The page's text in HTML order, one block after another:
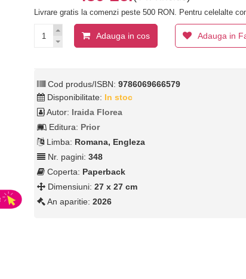
Livrare gratis la comenzi peste 500 RON. Pentru celelalte
Adauga in cos Adauga in
Cod produs/ISBN:9786069666579
Disponibilitate: In stoc
Autor: Iraida Florea
Editura: Prior
Limba: Romana, Engleza
Nr. pagini:348
Coperta: Paperback
Dimensiuni:27 x 27 cm
An aparitie:2026